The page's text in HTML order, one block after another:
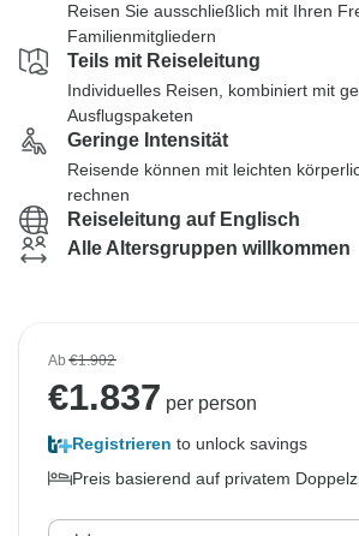
Reisen Sie ausschließlich mit Ihren
Familienmitgliedern
Teils mit Reiseleitung
Individuelles Reisen, kombiniert mit
Ausflugspaketen
Geringe Intensität
Reisende können mit leichten
rechnen
Reiseleitung auf Englisch
Alle Altersgruppen willkommen
Ab€1.902
€1.837 per person
Registrieren to unlock savings
Preis basierend auf privatem